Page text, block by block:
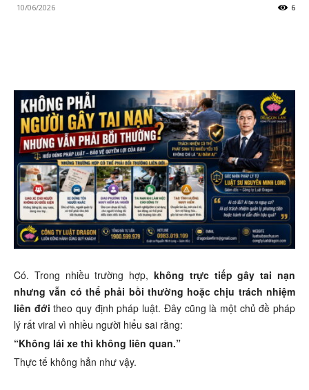
10/06/2026 6
Có. Trong nhiều trường hợp, không trực tiếp gây tai nạn
nhưng vẫn có thể phải bồi thường hoặc chịu trách nhiệm
liên đới theo quy định pháp luật. Đây cũng là một chủ đề pháp
lý rất viral vì nhiều người hiểu sai rằng:
“Không lái xe thì không liên quan.”
Thực tế không hẳn như vậy.